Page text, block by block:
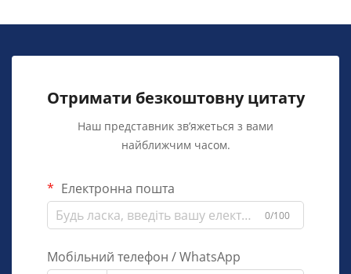
Отримати безкоштовну цитату
Наш представник зв’яжеться з вами
найближчим часом.
Електронна пошта
0/100
Мобільний телефон / WhatsApp